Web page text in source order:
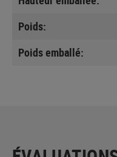
Poids:
Poids emballé: